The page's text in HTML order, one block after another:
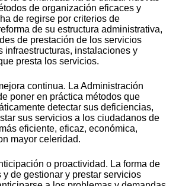
de organización eficaces y
de regirse por criterios de
de su estructura administrativa,
de prestación de los servicios
infraestructuras, instalaciones y
presta los servicios.
continua. La Administración
poner en práctica métodos que
detectar sus deficiencias,
sus servicios a los ciudadanos de
eficiente, eficaz, económica,
mayor celeridad.
o proactividad. La forma de
de gestionar y prestar servicios